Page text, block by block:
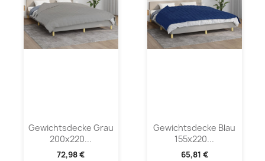
Gewichtsdecke Grau
200x220...
72,98 €
Gewichtsdecke Blau
155x220...
65,81 €